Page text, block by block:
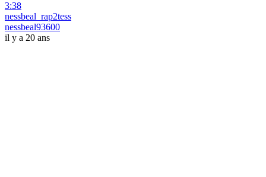
3:38
nessbeal_rap2tess
nessbeal93600
il y a 20 ans